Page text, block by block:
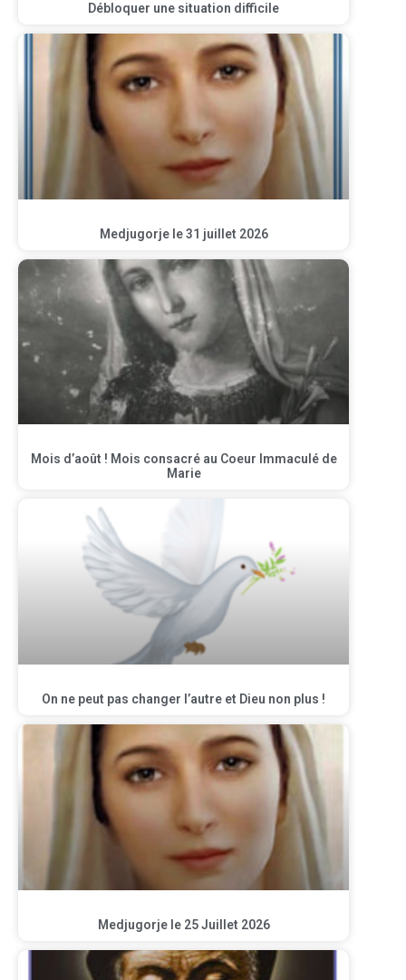
Débloquer une situation difficile
Medjugorje le 31 juillet 2026
Mois d’août ! Mois consacré au Coeur Immaculé de
Marie
On ne peut pas changer l’autre et Dieu non plus !
Medjugorje le 25 Juillet 2026